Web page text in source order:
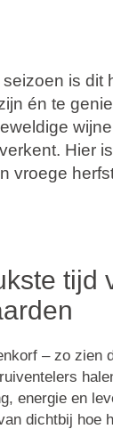
is dit
én te
Hier
vroege
tijd
– zo zien
energie en
dichtbij hoe